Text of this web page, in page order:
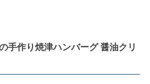
手作り焼津ハンバーグ 醤油クリ